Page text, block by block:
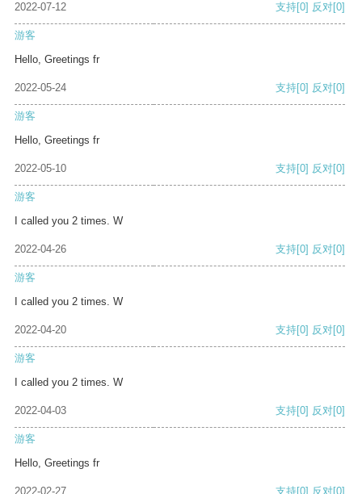
2022-07-12 支持[0] 反对[0]
游客
Hello, Greetings fr
2022-05-24 支持[0] 反对[0]
游客
Hello, Greetings fr
2022-05-10 支持[0] 反对[0]
游客
I called you 2 times. W
2022-04-26 支持[0] 反对[0]
游客
I called you 2 times. W
2022-04-20 支持[0] 反对[0]
游客
I called you 2 times. W
2022-04-03 支持[0] 反对[0]
游客
Hello, Greetings fr
2022-02-27 支持[0] 反对[0]